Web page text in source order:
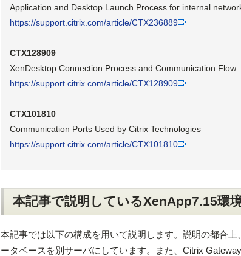
Application and Desktop Launch Process for internal
https://support.citrix.com/article/CTX236889
CTX128909
XenDesktop Connection Process and Communication Flow
https://support.citrix.com/article/CTX128909
CTX101810
Communication Ports Used by Citrix Technologies
https://support.citrix.com/article/CTX101810
本記事で説明しているXenApp7.15環
本記事では以下の構成を用いて説明します。説明の都合
ータベースを別サーバにしています。また、Citrix